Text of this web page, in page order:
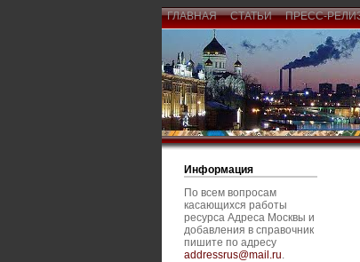
ГЛАВНАЯ СТАТЬИ ПРЕСС-
Информация
По всем вопросам
касающихся работы
ресурса Адреса Москвы и
добавления в справочник
пишите по адресу
addressrus@mail.ru.